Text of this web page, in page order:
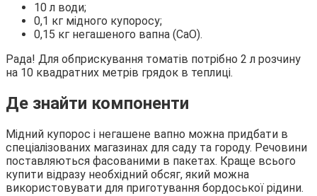
10 л води;
0,1 кг мідного купоросу;
0,15 кг негашеного вапна (СаО).
Рада! Для обприскування томатів потрібно 2 л розчину
на 10 квадратних метрів грядок в теплиці.
Де знайти компоненти
Мідний купорос і негашене вапно можна придбати в
спеціалізованих магазинах для саду та городу. Речовини
поставляються фасованими в пакетах. Краще всього
купити відразу необхідний обсяг, який можна
використовувати для приготування бордоської рідини.